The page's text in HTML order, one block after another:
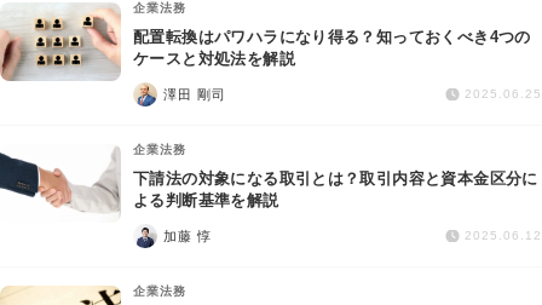
企業法務
企業法務
配置転換はパワハラになり得る？知っておくべき4つの
ケースと対処法を解説
澤田 剛司 2025.06.25
企業法務
下請法の対象になる取引とは？取引内容と資本金区分に
よる判断基準を解説
加藤 惇 2025.06.12
企業法務